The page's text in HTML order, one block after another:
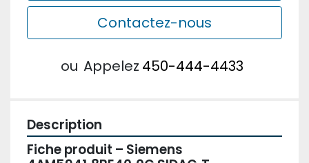
Contactez-nous
ou Appelez 450-444-4433
Description
Fiche produit – Siemens